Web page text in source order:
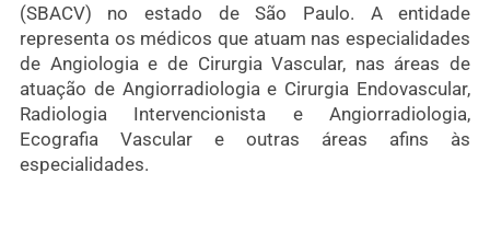
(SBACV) no estado de São Paulo. A entidade
representa os médicos que atuam nas especialidades
de Angiologia e de Cirurgia Vascular, nas áreas de
atuação de Angiorradiologia e Cirurgia Endovascular,
Radiologia Intervencionista e Angiorradiologia,
Ecografia Vascular e outras áreas afins às
especialidades.